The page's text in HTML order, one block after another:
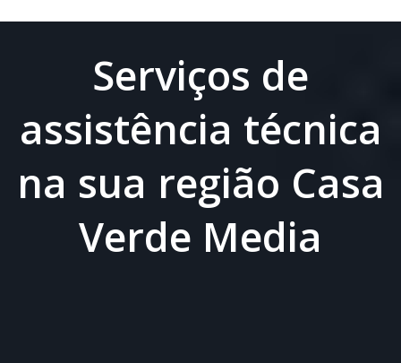
Serviços de
assistência técnica
na sua região Casa
Verde Media